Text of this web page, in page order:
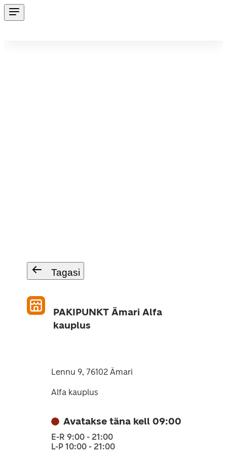
Tagasi
PAKIPUNKT Ämari Alfa
kauplus
Lennu 9, 76102 Ämari
Alfa kauplus
Avatakse täna kell 09:00
E-R 9:00 - 21:00
L-P 10:00 - 21:00